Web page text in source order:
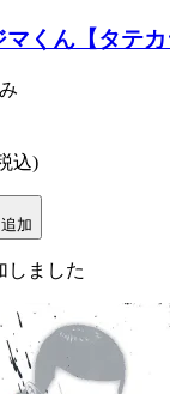
マくん【タテ
込)
加
しました